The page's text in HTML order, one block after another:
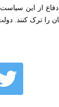
دفاع از این
را ترک کنند.